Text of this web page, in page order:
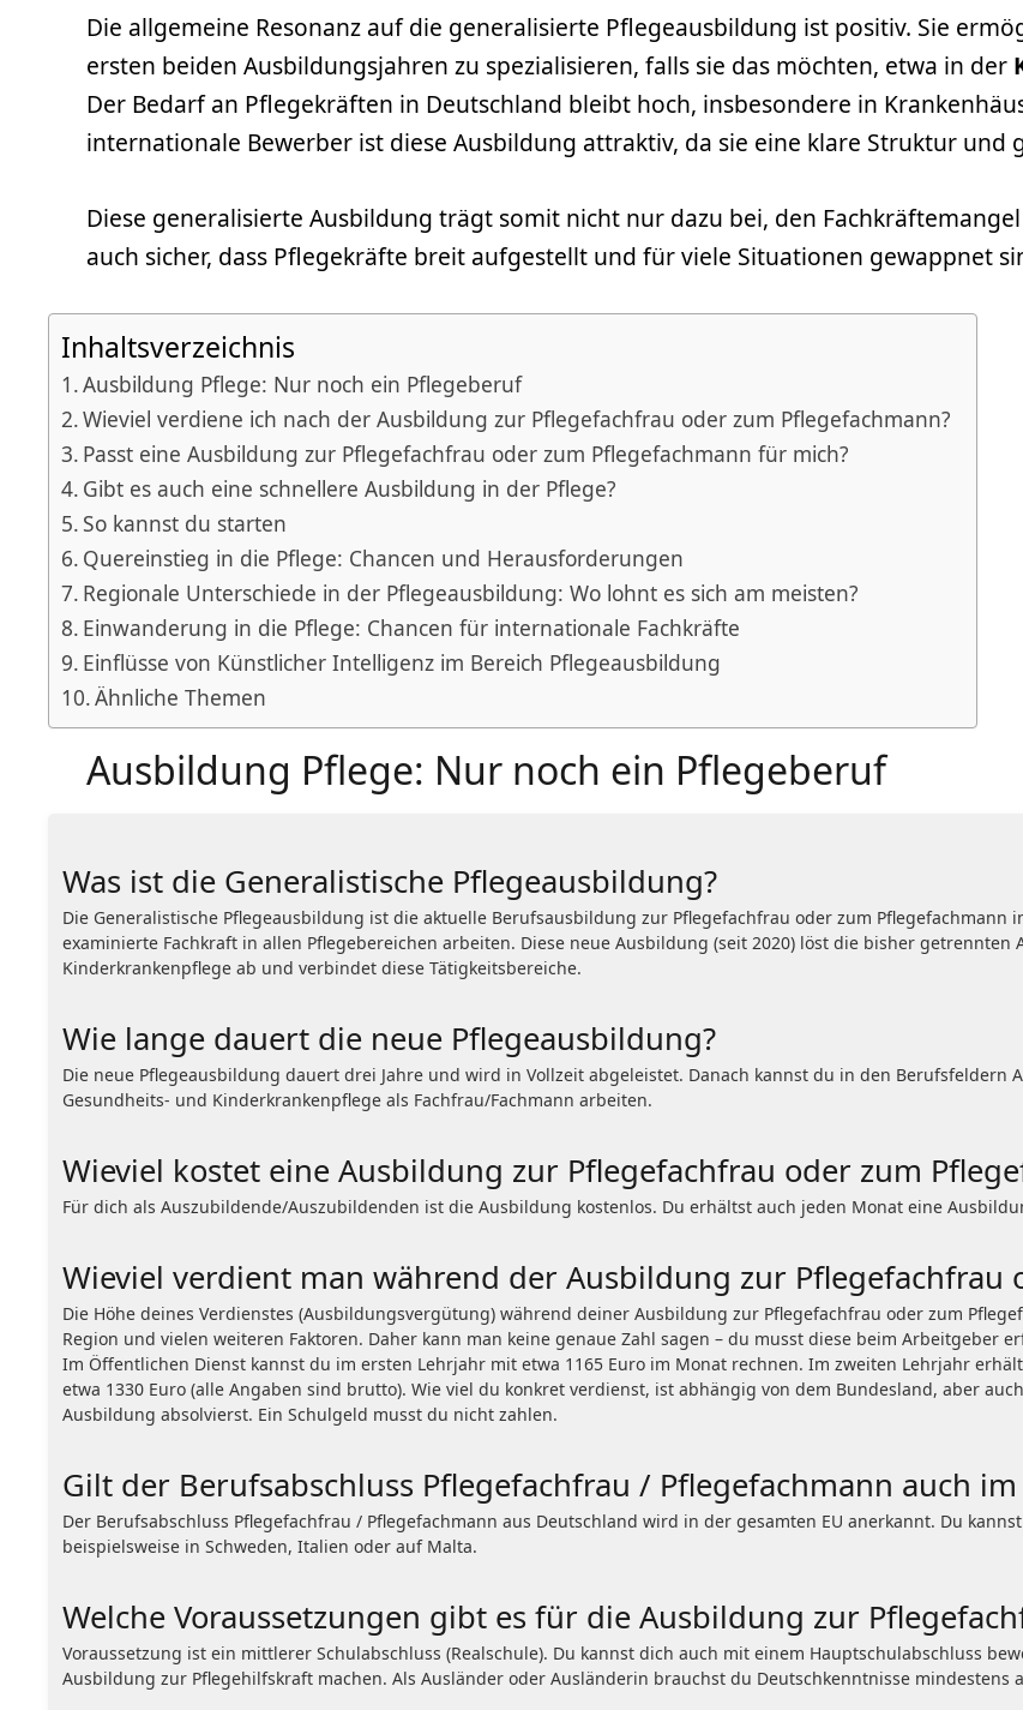
Die allgemeine Resonanz auf die generalisierte Pflegeausbildung ist positiv. Sie
ersten beiden Ausbildungsjahren zu spezialisieren, falls sie das möchten, etwa in der
Der Bedarf an Pflegekräften in Deutschland bleibt hoch, insbesondere in
internationale Bewerber ist diese Ausbildung attraktiv, da sie eine klare Struktur und
Diese generalisierte Ausbildung trägt somit nicht nur dazu bei, den
auch sicher, dass Pflegekräfte breit aufgestellt und für viele Situationen gewappnet
Inhaltsverzeichnis
Ausbildung Pflege: Nur noch ein Pflegeberuf
Wieviel verdiene ich nach der Ausbildung zur Pflegefachfrau oder zum Pflegefachmann?
Passt eine Ausbildung zur Pflegefachfrau oder zum Pflegefachmann für mich?
Gibt es auch eine schnellere Ausbildung in der Pflege?
So kannst du starten
Quereinstieg in die Pflege: Chancen und Herausforderungen
Regionale Unterschiede in der Pflegeausbildung: Wo lohnt es sich am meisten?
Einwanderung in die Pflege: Chancen für internationale Fachkräfte
Einflüsse von Künstlicher Intelligenz im Bereich Pflegeausbildung
Ähnliche Themen
Ausbildung Pflege: Nur noch ein Pflegeberuf
Was ist die Generalistische Pflegeausbildung?
Die Generalistische Pflegeausbildung ist die aktuelle Berufsausbildung zur Pflegefachfrau oder zum Pflegefachmann
examinierte Fachkraft in allen Pflegebereichen arbeiten. Diese neue Ausbildung (seit 2020) löst die bisher
Kinderkrankenpflege ab und verbindet diese Tätigkeitsbereiche.
Wie lange dauert die neue Pflegeausbildung?
Die neue Pflegeausbildung dauert drei Jahre und wird in Vollzeit abgeleistet. Danach kannst du in den Berufsfeldern
Gesundheits- und Kinderkrankenpflege als Fachfrau/Fachmann arbeiten.
Wieviel kostet eine Ausbildung zur Pflegefachfrau oder zum
Für dich als Auszubildende/Auszubildenden ist die Ausbildung kostenlos. Du erhältst auch jeden Monat eine
Wieviel verdient man während der Ausbildung zur Pflegefachfrau
Die Höhe deines Verdienstes (Ausbildungsvergütung) während deiner Ausbildung zur Pflegefachfrau oder zum
Region und vielen weiteren Faktoren. Daher kann man keine genaue Zahl sagen – du musst diese beim Arbeitgeber
Im Öffentlichen Dienst kannst du im ersten Lehrjahr mit etwa 1165 Euro im Monat rechnen. Im zweiten Lehrjahr
etwa 1330 Euro (alle Angaben sind brutto). Wie viel du konkret verdienst, ist abhängig von dem Bundesland, aber
Ausbildung absolvierst. Ein Schulgeld musst du nicht zahlen.
Gilt der Berufsabschluss Pflegefachfrau / Pflegefachmann auch im
Der Berufsabschluss Pflegefachfrau / Pflegefachmann aus Deutschland wird in der gesamten EU anerkannt. Du
beispielsweise in Schweden, Italien oder auf Malta.
Welche Voraussetzungen gibt es für die Ausbildung zur
Voraussetzung ist ein mittlerer Schulabschluss (Realschule). Du kannst dich auch mit einem Hauptschulabschluss
Ausbildung zur Pflegehilfskraft machen. Als Ausländer oder Ausländerin brauchst du Deutschkenntnisse mindestens